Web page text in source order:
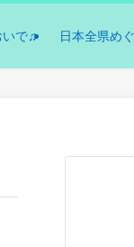
いで♫ 日本全県め